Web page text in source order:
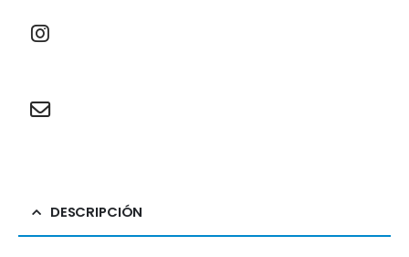
DESCRIPCIÓN